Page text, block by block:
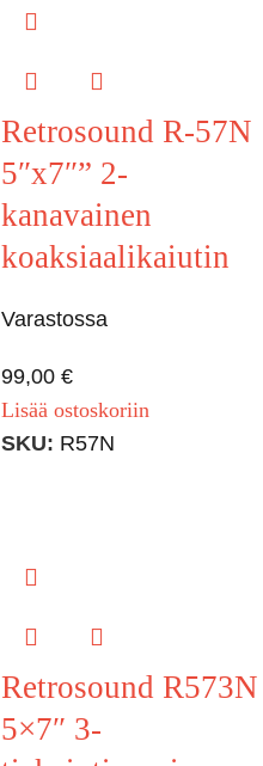
Retrosound R-57N
5″x7″” 2-
kanavainen
koaksiaalikaiutin
Varastossa
99,00 €
Lisää ostoskoriin
SKU: R57N
Retrosound R573N
5×7″ 3-